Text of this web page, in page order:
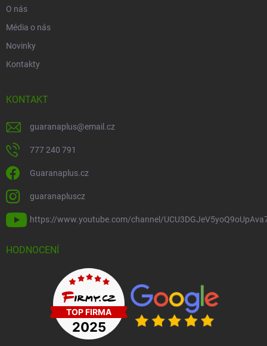
O nás
Média o nás
Novinky
Kontakty
KONTAKT
guaranaplus@email.cz
777 240 791
Guaranaplus.cz
guaranapluscz
https://www.youtube.com/channel/
HODNOCENÍ